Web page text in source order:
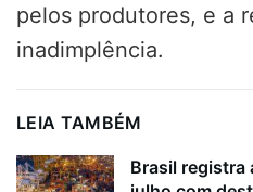
pelos produtores, e a
inadimplência.
LEIA TAMBÉM
Brasil registra